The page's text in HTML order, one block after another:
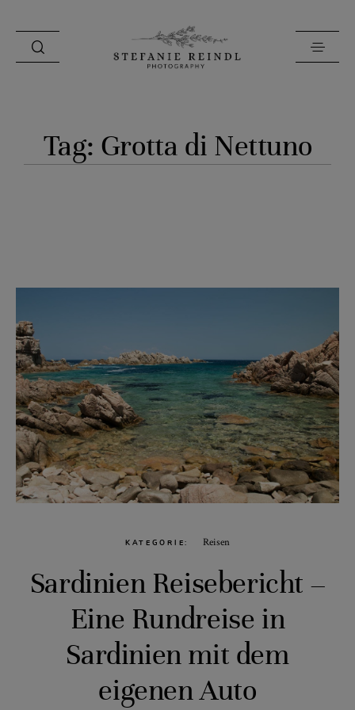
ÜBER MICH
KONTAKT
Tag: Grotta di Nettuno
KATEGORIE Reisen
Sardinien Reisebericht –
Eine Rundreise in
Sardinien mit dem
eigenen Auto